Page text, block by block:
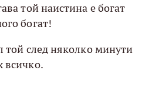
той наистина е богат
богат!
той след няколко минути
всичко.